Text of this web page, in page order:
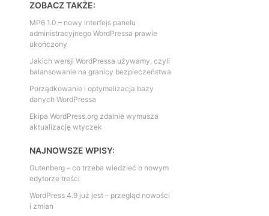
ZOBACZ TAKŻE:
MP6 1.0 – nowy interfejs panelu
administracyjnego WordPressa prawie
ukończony
Jakich wersji WordPressa używamy, czyli
balansowanie na granicy bezpieczeństwa
Porządkowanie i optymalizacja bazy
danych WordPressa
Ekipa WordPress.org zdalnie wymusza
aktualizację wtyczek
NAJNOWSZE WPISY:
Gutenberg – co trzeba wiedzieć o nowym
edytorze treści
WordPress 4.9 już jest – przegląd nowości
i zmian